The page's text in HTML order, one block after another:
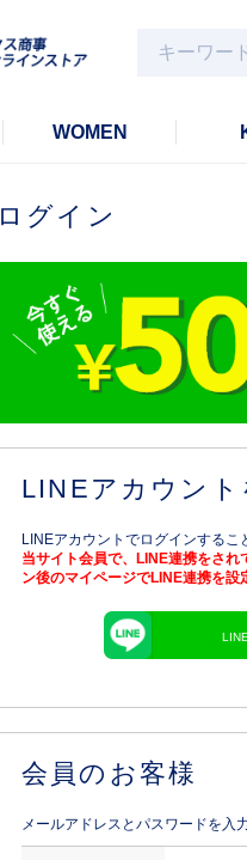
WOMEN
ログイン
LINEアカウント
LINEアカウントでログインするこ
当サイト会員で、LINE連携をさ
ン後のマイページでLINE連携を設
会員のお客様
メールアドレスとパスワードを入